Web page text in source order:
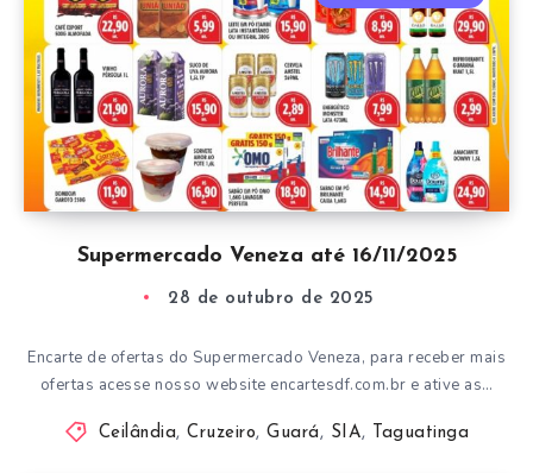
Supermercado Veneza até 16/11/2025
28 de outubro de 2025
Encarte de ofertas do Supermercado Veneza, para receber mais
ofertas acesse nosso website encartesdf.com.br e ative as…
Ceilândia, Cruzeiro, Guará , SIA, Taguatinga